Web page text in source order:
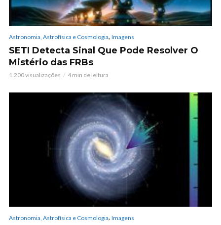
Astronomia, Astrofísica e Cosmologia, Imagens
SETI Detecta Sinal Que Pode Resolver O
Mistério das FRBs
1.200 visualizações 4 min de leitura
Astronomia, Astrofísica e Cosmologia, Imagens